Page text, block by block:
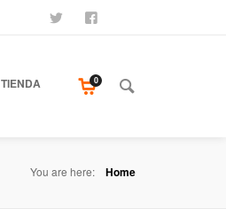
SÍGUENOS
TIENDA 0
You are here: Home